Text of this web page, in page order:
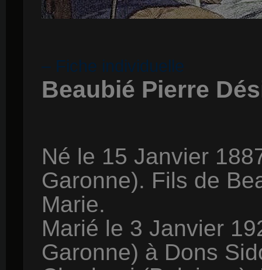
– Fiche individuelle
Beaubié Pierre
Né le 15 Janvier
Garonne). Fils de
Marie.
Marié le 3 Janvier
Garonne) à Dons